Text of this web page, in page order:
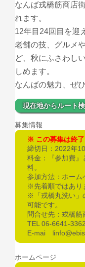
なんば戎橋筋商店
れます。
12年目24回目を迎
老舗の技、グルメ
ど、秋にふさわし
しめます。
なんばの魅力、ぜ
現在地からルート
募集情報
この募集は終了
締切日：2022年
料金：『参加費』
料。
参加方法：ホーム
※先着順ではあり
※「戎橋丸洗い」
可能です。
問合せ先：戎橋
TEL 06-6641-3362
E-mai
ホームページ